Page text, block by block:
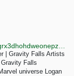
| Gravity Falls Artists
Falls
universe Logan